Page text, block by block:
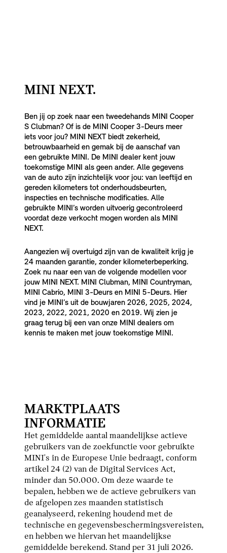
MINI NEXT.
Ben jij op zoek naar een tweedehands MINI Cooper
S Clubman? Of is de MINI Cooper 3-Deurs meer
iets voor jou? MINI NEXT biedt zekerheid,
betrouwbaarheid en gemak bij de aanschaf van
een gebruikte MINI. De MINI dealer kent jouw
toekomstige MINI als geen ander. Alle gegevens
van de auto zijn inzichtelijk voor jou: van leeftijd en
gereden kilometers tot onderhoudsbeurten,
inspecties en technische modificaties. Alle
gebruikte MINI’s worden uitvoerig gecontroleerd
voordat deze verkocht mogen worden als MINI
NEXT.
Aangezien wij overtuigd zijn van de kwaliteit krijg je
24 maanden garantie, zonder kilometerbeperking.
Zoek nu naar een van de volgende modellen voor
jouw MINI NEXT. MINI Clubman, MINI Countryman,
MINI Cabrio, MINI 3-Deurs en MINI 5-Deurs. Hier
vind je MINI’s uit de bouwjaren 2026, 2025, 2024,
2023, 2022, 2021, 2020 en 2019. Wij zien je
graag terug bij een van onze MINI dealers om
kennis te maken met jouw toekomstige MINI.
MARKTPLAATS
INFORMATIE
Het gemiddelde aantal maandelijkse actieve
gebruikers van de zoekfunctie voor gebruikte
MINI's in de Europese Unie bedraagt, conform
artikel 24 (2) van de Digital Services Act,
minder dan 50.000. Om deze waarde te
bepalen, hebben we de actieve gebruikers van
de afgelopen zes maanden statistisch
geanalyseerd, rekening houdend met de
technische en gegevensbeschermingsvereisten,
en hebben we hiervan het maandelijkse
gemiddelde berekend. Stand per 31 juli 2026.